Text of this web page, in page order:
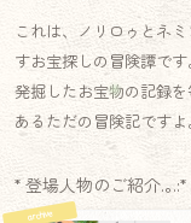
これは、ノリロゥとネ
すお宝探しの冒険譚で
発掘したお宝物の記録
あるただの冒険記ですよ
* 登場人物のご紹介.｡.:*